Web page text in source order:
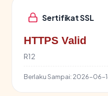
Sertifikat SSL
HTTPS Valid
R12
Berlaku Sampai: 2026-06-